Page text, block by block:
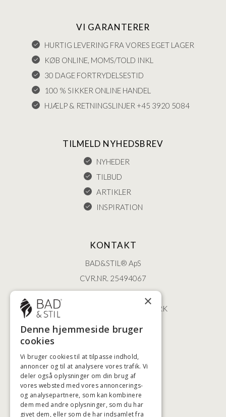
VI GARANTERER
HURTIG LEVERING FRA VORES EGET LAGER
KØB ONLINE, MOMS/TOLD INKL
30 DAGE FORTRYDELSESTID
100 % SIKKER ONLINE HANDEL
HJÆLP & RETNINGSLINJER +45 3920 5084
TILMELD NYHEDSBREV
NYHEDER
TILBUD
ARTIKLER
INSPIRATION
KONTAKT
BAD&STIL® ApS
CVR.NR. 25494067
ØSTERBROGADE 202
2100 KØBENHAVN • DANMARK
+45 3920 5084
HØJESTE KREDITVÆRDIGHED
×
Denne hjemmeside bruger
cookies
Vi bruger cookies til at tilpasse indhold,
annoncer og til at analysere vores trafik. Vi
deler også oplysninger om din brug af
vores websted med vores annoncerings-
og analysepartnere, som kan kombinere
dem med andre oplysninger, som du har
givet dem, eller som de har indsamlet fra